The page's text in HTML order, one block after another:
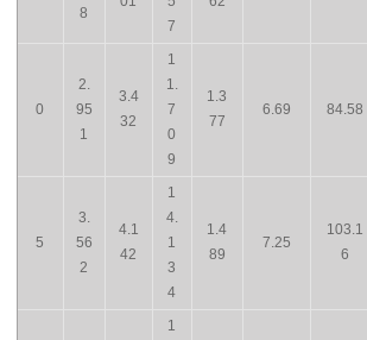
8
7
0
2.
95
1
3.4
32
1
1.
7
0
9
1.3
77
6.69 84.58
5
3.
56
2
4.1
42
1
4.
1
3
4
1.4
89
7.25
103.1
6
1